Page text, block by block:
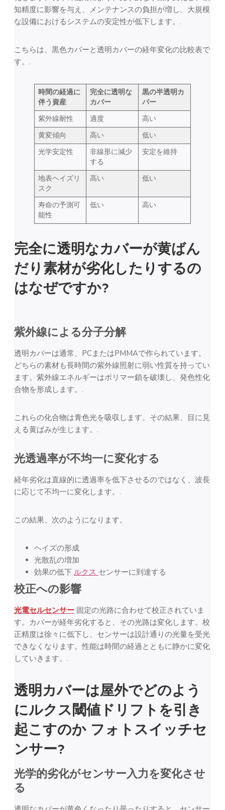
知精度に影響を与え、メンテナンスの負担が増し、大規模
な設備におけるシステムの安定性が低下します。.
こちらは、黒色カバーと透明カバーの経年変化の比較表で
す。.
時間の経過に
伴う資産
完全に透明な
カバー
黒の半透明カ
バー
紫外線耐性
適度
高い
黄変傾向
高い
低い
光学安定性
非線形に減少
する
安定を維持
地表ヘイズリ
スク
高い 低い
寿命の予測可
能性
低い 高い
完全に透明なカバーが黄ばん
だり素材が劣化したりするの
はなぜですか?
紫外線による分子分解
透明カバーは通常、PCまたはPMMAで作られています。
どちらの素材も長時間の紫外線照射に弱い性質を持ってい
ます。紫外線エネルギーはポリマー鎖を破壊し、発色性化
合物を形成します。.
これらの化合物は青色光を吸収します。その結果、目に見
える黄ばみが生じます。.
光透過率が不均一に変化する
経年劣化は直線的に透過率を低下させるのではなく、波長
に応じて不均一に変化します。.
この結果、次のようになります。
ヘイズの形成
光散乱の増加
効果の低下 ルクス センサーに到達する
校正への影響
光電セルセンサー 固定の光路に合わせて校正されていま
す。カバーが経年劣化すると、その光路は変化します。校
正精度は徐々に低下し、センサーは設計通りの光量を受光
できなくなります。性能は時間の経過とともに静かに変化
していきます。.
透明カバーは屋外でどのよう
にルクス閾値ドリフトを引き
起こすのか フォトスイッチセ
ンサー?
光学的劣化がセンサー入力を変化させ
る